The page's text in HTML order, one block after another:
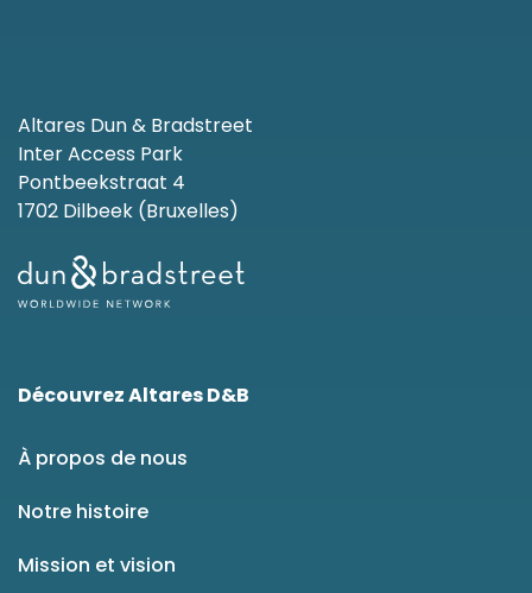
Altares Dun & Bradstreet
Inter Access Park
Pontbeekstraat 4
1702 Dilbeek (Bruxelles)
Découvrez Altares D&B
À propos de nous
Notre histoire
Mission et vision